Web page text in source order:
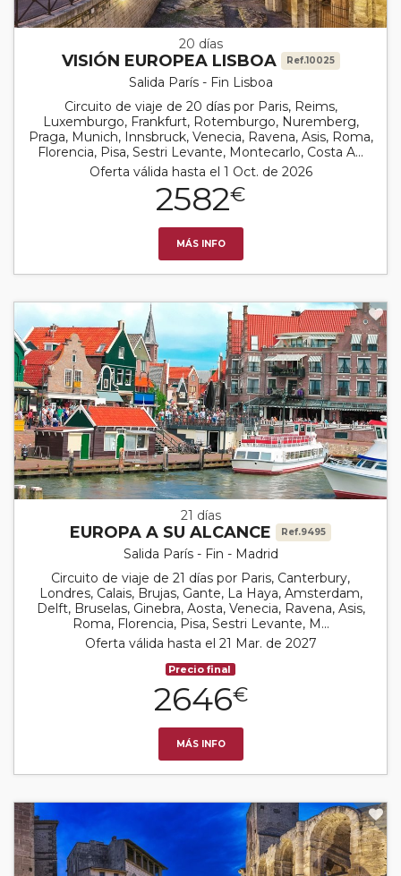
20 días
VISIÓN EUROPEA LISBOA Ref.10025
Salida París - Fin Lisboa
Circuito de viaje de 20 días por Paris, Reims,
Luxemburgo, Frankfurt, Rotemburgo, Nuremberg,
Praga, Munich, Innsbruck, Venecia, Ravena, Asis, Roma,
Florencia, Pisa, Sestri Levante, Montecarlo, Costa A...
Oferta válida hasta el 1 Oct. de 2026
2582€
MÁS INFO
21 días
EUROPA A SU ALCANCE Ref.9495
Salida París - Fin - Madrid
Circuito de viaje de 21 días por Paris, Canterbury,
Londres, Calais, Brujas, Gante, La Haya, Amsterdam,
Delft, Bruselas, Ginebra, Aosta, Venecia, Ravena, Asis,
Roma, Florencia, Pisa, Sestri Levante, M...
Oferta válida hasta el 21 Mar. de 2027
Precio final
2646€
MÁS INFO